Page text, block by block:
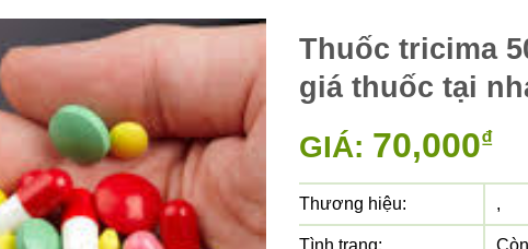
Thuốc tricima
giá thuốc tại
GIÁ: 70,000₫
Thương hiệu: ,
Tình trạng: